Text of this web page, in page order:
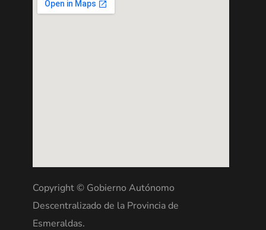
Copyright © Gobierno Autónomo
Descentralizado de la Provincia de
Esmeraldas.